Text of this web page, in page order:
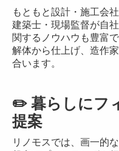
もともと設計・施工会
建築士・現場監督が自
関するノウハウも豊富で
解体から仕上げ、造作
合います。
✏️ 暮らしにフ
提案
リノモスでは、画一的